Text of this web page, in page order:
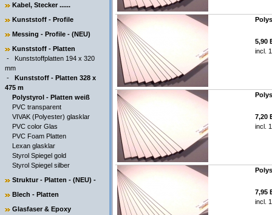
Kabel, Stecker ......
Kunststoff - Profile
Messing - Profile - (NEU)
Kunststoff - Platten
- Kunststoffplatten 194 x 320
mm
- Kunststoff - Platten 328 x
475 m
Polystyrol - Platten weiß
PVC transparent
VIVAK (Polyester) glasklar
PVC color Glas
PVC Foam Platten
Lexan glasklar
Styrol Spiegel gold
Styrol Spiegel silber
Struktur - Platten - (NEU) -
Blech - Platten
Glasfaser & Epoxy
5,90
incl.
7,20
incl.
7,95
incl.